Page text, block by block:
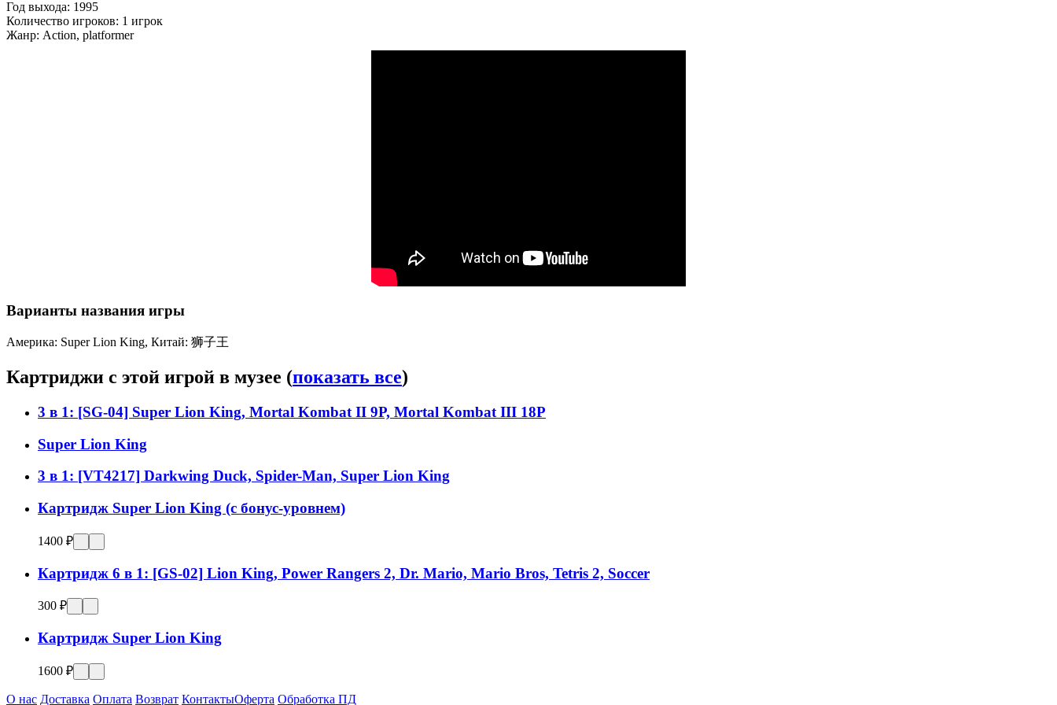
Год выхода: 1995
Количество игроков: 1 игрок
Жанр: Action, platformer
Варианты названия игры
Америка: Super Lion King, Китай: 狮子王
Картриджи с этой игрой в музее (показать все)
3 в 1: [SG-04] Super Lion King, Mortal Kombat II 9P, Mortal Kombat III 18P
Super Lion King
3 в 1: [VT4217] Darkwing Duck, Spider-Man, Super Lion King
Картридж Super Lion King (с бонус-уровнем)
1400 ₽
Картридж 6 в 1: [GS-02] Lion King, Power Rangers 2, Dr. Mario, Mario Bros, Tetris 2, Soccer
300 ₽
Картридж Super Lion King
1600 ₽
О нас Доставка Оплата Возврат КонтактыОферта Обработка ПД